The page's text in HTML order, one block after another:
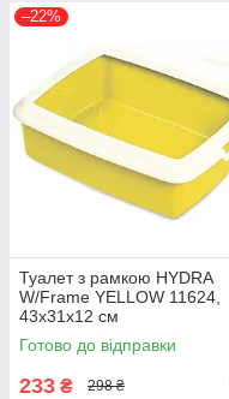
–22%
Туалет з рамкою HYDRA
W/Frame YELLOW 11624,
43х31х12 см
Готово до відправки
233 ₴ 298 ₴